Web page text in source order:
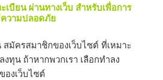
เบียน ผ่านทางเว็บ สำหรับเพื่อการ
ความปลอดภัย
สมัครสมาชิกของเว็บไซต์ ที่เหมาะ
ทุน ถ้าหากพวกเรา เลือกทำลง
องเว็บไซต์